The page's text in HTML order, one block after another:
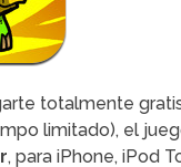
totalmente
limitado), el
, para iPhone, iPod